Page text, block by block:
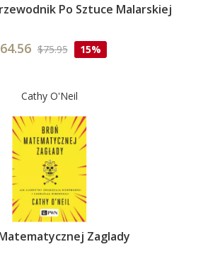
Po Sztuce Malarskiej
$75.95 15%
Cathy O'Neil
Zaglady